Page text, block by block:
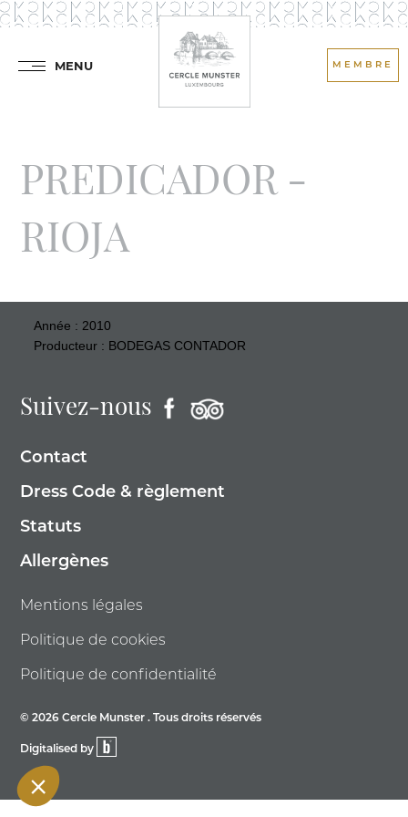
MENU MEMBRE
PREDICADOR -
RIOJA
Année : 2010
Producteur : BODEGAS CONTADOR
Suivez-nous
Contact
Dress Code & règlement
Statuts
Allergènes
Mentions légales
Politique de cookies
Politique de confidentialité
© 2026 Cercle Munster . Tous droits réservés
Digitalised by